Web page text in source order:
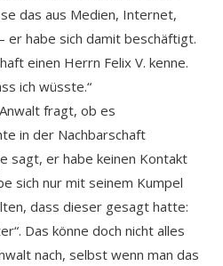
das aus Medien, Internet,
er habe sich damit beschäftigt.
einen Herrn Felix V. kenne.
ich wüsste.“
fragt, ob es
in der Nachbarschaft
sagt, er habe keinen Kontakt
sich nur mit seinem Kumpel
dass dieser gesagt hatte:
Das könne doch nicht alles
nach, selbst wenn man das